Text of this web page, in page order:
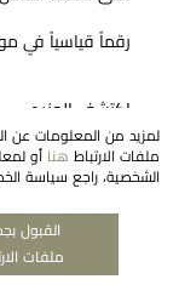
رقماً قياسياً في
اكتشف المزيد
النشرة الإخبارية
لمزيد من المعلومات عن
ملفات الارتباط هنا
أو
الشخصية، راجع سياسة
القبول
ملفات